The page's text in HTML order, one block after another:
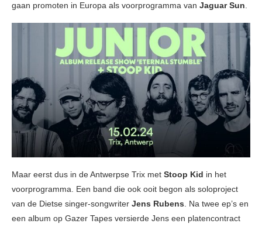
gaan promoten in Europa als voorprogramma van Jaguar Sun.
Maar eerst dus in de Antwerpse Trix met Stoop Kid in het
voorprogramma. Een band die ook ooit begon als soloproject
van de Dietse singer-songwriter Jens Rubens . Na twee ep’s en
een album op Gazer Tapes versierde Jens een platencontract